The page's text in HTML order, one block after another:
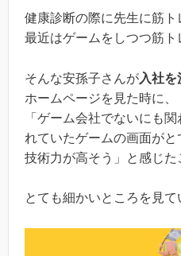
健康診断の際に先生に筋ト
最近はゲームをしつつ筋ト
そんな安孫子さんが入社
ホームページを見た時に、
「ゲーム会社でないにも
れていたゲームの画面が
技術力が高そう」と感じた
とても細かいところを見て